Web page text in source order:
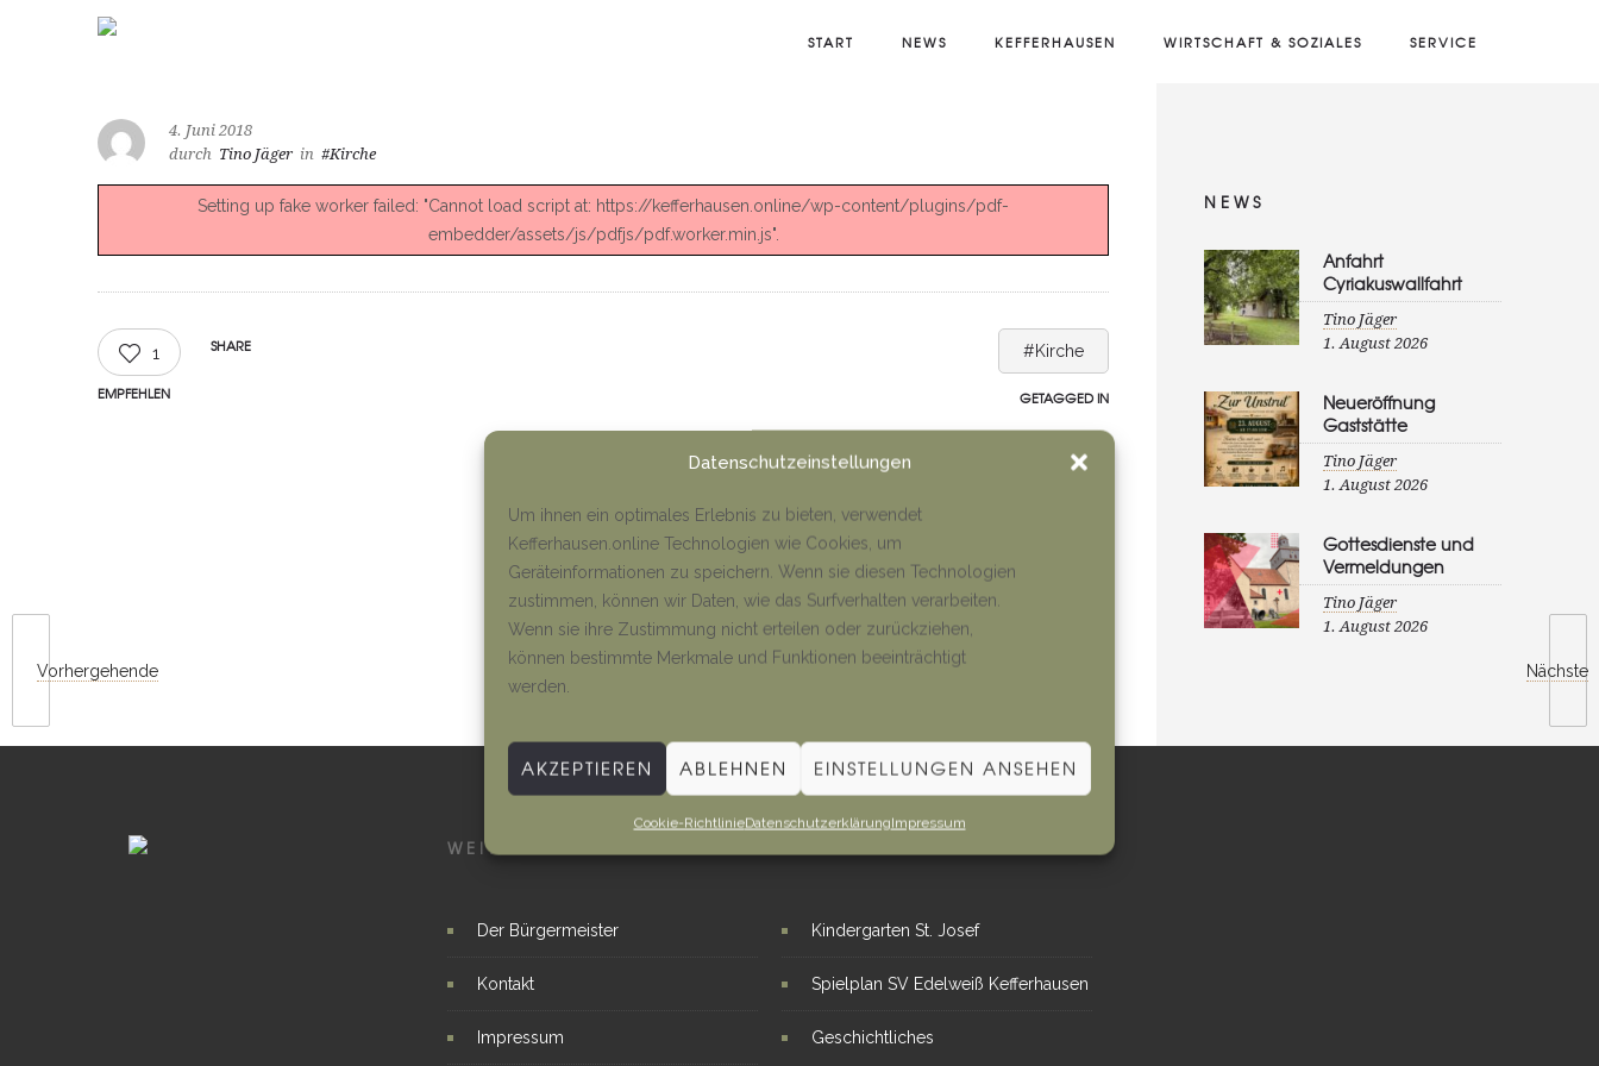
Datenschutzeinstellungen
Um ihnen ein optimales Erlebnis zu bieten, verwendet
Kefferhausen.online Technologien wie Cookies, um
Geräteinformationen zu speichern. Wenn sie diesen Technologien
zustimmen, können wir Daten, wie das Surfverhalten verarbeiten.
Wenn sie ihre Zustimmung nicht erteilen oder zurückziehen,
können bestimmte Merkmale und Funktionen beeinträchtigt
werden.
AKZEPTIEREN ABLEHNEN EINSTELLUNGEN ANSEHEN
Cookie-RichtlinieDatenschutzerklärungImpressum
START NEWS KEFFERHAUSEN WIRTSCHAFT & SOZIALES SERVICE
Vorhergehende Nächste
4. Juni 2018
durch Tino Jäger in #Kirche
Setting up fake worker failed: "Cannot load script at: https://kefferhausen.online/wp-content/plugins/pdf-
embedder/assets/js/pdfjs/pdf.worker.min.js".
1
EMPFEHLEN
SHARE #Kirche
GETAGGED IN
NEWS
Anfahrt
Cyriakuswallfahrt
Tino Jäger
1. August 2026
Neueröffnung
Gaststätte
Tino Jäger
1. August 2026
Gottesdienste und
Vermeldungen
Tino Jäger
1. August 2026
WEITERE LINKS
Der Bürgermeister
Kontakt
Impressum
Kindergarten St. Josef
Spielplan SV Edelweiß Kefferhausen
Geschichtliches